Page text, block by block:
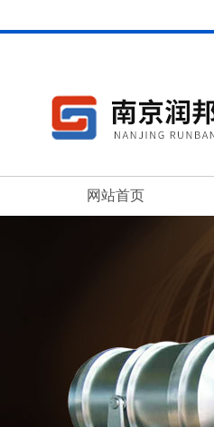
网站首页